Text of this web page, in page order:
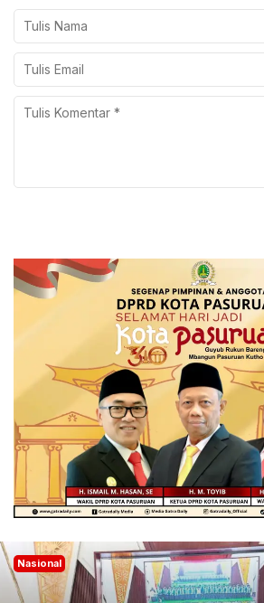
Nasional